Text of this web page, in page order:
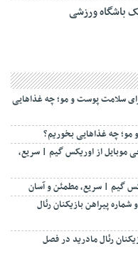
باشگاه ورزشی
سلامت پوست و مو؛ چه غذاهایی
چه غذاهایی بخوریم؟
از اوریکس گیم | سریع،
گیم | سریع، مطمئن و آسان
پیراهن بازیکنان رئال
رئال مادرید در فصل